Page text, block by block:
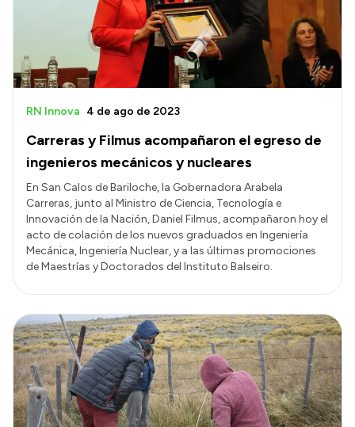
Carreras y Filmus acompañaron el egreso de
ingenieros mecánicos y nucleares
RN Innova 4 de ago de 2023
En San Calos de Bariloche, la Gobernadora Arabela
Carreras, junto al Ministro de Ciencia, Tecnología e
Innovación de la Nación, Daniel Filmus, acompañaron hoy el
acto de colación de los nuevos graduados en Ingeniería
Mecánica, Ingeniería Nuclear, y a las últimas promociones
de Maestrías y Doctorados del Instituto Balseiro.